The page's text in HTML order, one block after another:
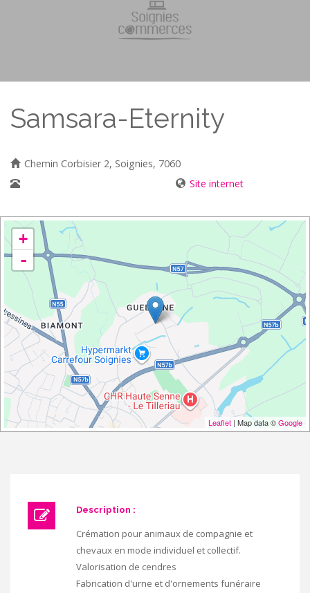
Samsara-Eternity
Chemin Corbisier 2, Soignies, 7060
Site internet
+
-
Leaflet | Map data ©Google
Description :
Crémation pour animaux de compagnie et
chevaux en mode individuel et collectif.
Valorisation de cendres
Fabrication d'urne et d'ornements funéraire